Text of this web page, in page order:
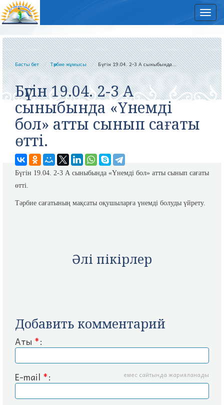
Басты бет Тәрбие жұмысы Бүгін 19.04. 2-3 А сыныбында...
Бүгін 19.04. 2-3 А
сыныбында «Үнемді
бол» атты сынып сағаты
өтті.
Бүгін 19.04. 2-3 А сыныбында «Үнемді бол» атты сынып сағаты
өтті.
Тәрбие сағатының мақсаты оқушыларға үнемді болуды үйрету.
Әлі пікірлер
Добавить комментарий
Аты *:
E-mail *: емес сайтында жарияланады